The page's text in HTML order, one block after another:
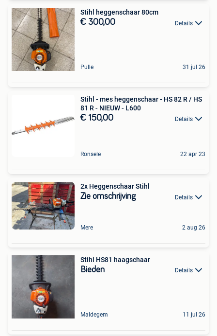
Stihl heggenschaar 80cm
€ 300,00 Details
Pulle 31 jul 26
Stihl - mes heggenschaar - HS 82 R / HS
81 R - NIEUW - L600
€ 150,00 Details
Ronsele 22 apr 23
2x Heggenschaar Stihl
Zie omschrijving Details
Mere 2 aug 26
Stihl HS81 haagschaar
Bieden Details
Maldegem 11 jul 26